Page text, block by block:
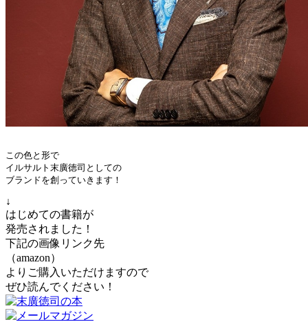
この色と形で
イルサルト末廣徳司としての
ブランドを創っていきます！
↓
はじめての書籍が
発売されました！
下記の画像リンク先
（amazon）
よりご購入いただけますので
ぜひ読んでください！